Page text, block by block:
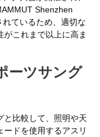
Shenzhen
ているため、適切な
がこれまで以上に高ま
ーツサング
と比較して、照明や天
ドを使用するアスリ